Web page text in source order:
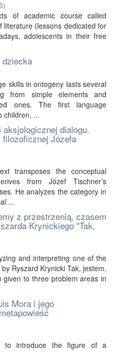
)
of academic course called
literature (lessons dedicated for
adolescents in their free
dziecka
skills in ontogeny lasts several
from simple elements and
ones. The first language
children, ...
dialogu.
Józefa
transposes the conceptual
from Józef Tischner’s
He analyzes the category in
...
z przestrzenią, czasem
Krynickiego "Tak,
and interpreting one of the
Ryszard Krynicki Tak, jestem.
to three problem areas in
Mora i jego
to introduce the figure of a